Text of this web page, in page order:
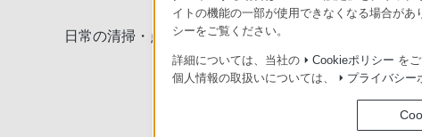
日常の清掃・点検が大切です。安全のため取扱説明書を
イトの機能の一部が使用できなくなる場合が
シーをご覧ください。
詳細については、当社の Cookieポリシー を
個人情報の取扱いについては、
プライバシー